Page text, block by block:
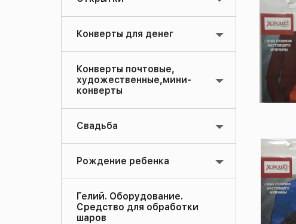
Конверты для денег
Конверты почтовые,
художественные,мини-
конверты
Свадьба
Рождение ребенка
Гелий. Оборудование.
Средство для обработки
шаров